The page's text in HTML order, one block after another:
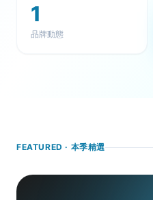
1
品牌動態
FEATURED · 本季精選